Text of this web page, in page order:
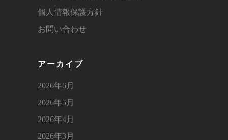
個人情報保護方針
お問い合わせ
アーカイブ
2026年6月
2026年5月
2026年4月
2026年3月